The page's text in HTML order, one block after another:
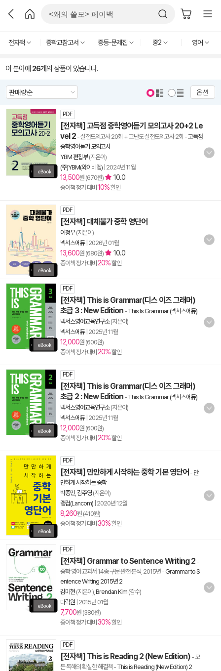
전자책 중학교참고서 중등-문제집 중2 영어
이 분야에 26개의 상품이 있습니다.
옵션
PDF
[전자책] 고득점 중학영어듣기 모의고사 20+2 Le
vel 2 - 실전모의고사 20회 + 고난도 실전모의고사 2회 -고득점
중학영어듣기 모의고사
YBM 편집부(지은이)
(주)YBM(와이비엠) 2024년 11월
13,500원 (670원) 10.0
종이책 정가 대비 10%할인
PDF
[전자책] 대체불가 중학 영단어
이정우(지은이)
넥서스에듀| 2026년 01월
13,600원 (680원) 10.0
종이책 정가 대비 20%할인
PDF
[전자책] This is Grammar(디스 이즈 그래머)
초급 3 : New Edition - This Is Grammar (넥서스에듀)
넥서스영어교육연구소(지은이)
넥서스에듀| 2025년 11월
12,000원 (600원)
종이책 정가 대비 20%할인
PDF
[전자책] This is Grammar(디스 이즈 그래머)
초급 2 : New Edition - This Is Grammar (넥서스에듀)
넥서스영어교육연구소(지은이)
넥서스에듀| 2025년 11월
12,000원 (600원)
종이책 정가 대비 20%할인
PDF
[전자책] 만만하게 시작하는 중학 기본 영단어 - 만
만하게 시작하는 중학
박종민, 김주영(지은이)
랭컴(Lancom) 2020년 12월
8,260원 (410원)
종이책 정가 대비 30%할인
PDF
[전자책] Grammar to Sentence Writing 2 -
중학 영어 교과서 14종 구문 완전 분석, 2015년 -Grammar to S
entence Writing 2015년 2
김미현 (지은이), Brendan Kim (감수)
다락원 2015년 01월
7,700원 (380원)
종이책 정가 대비 30%할인
PDF
[전자책] This is Reading 2 (New Edition) - 모
든 독해의 확실한 해결책 - This is Reading (New Edition) 2